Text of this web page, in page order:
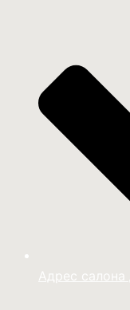
Адрес салона